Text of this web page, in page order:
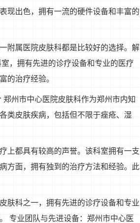
现出色，拥有一流的硬件设备和丰富的
附属医院皮肤科都是比较好的选择。解
，拥有先进的诊疗设备和专业的医疗
的治疗经验。
州市中心医院皮肤科作为郑州市内知
类皮肤疾病，包括但不限于痤疮、湿
上都具有较高的声誉。该科室拥有一支
方面，拥有独到的治疗方法和经验。此
肤科之一，拥有先进的诊疗设备和专业
专业团队与先进设备：郑州市中心医